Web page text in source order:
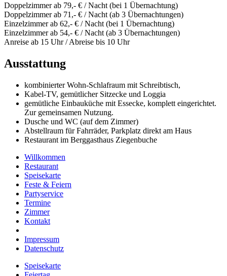
Doppelzimmer ab 79,- € / Nacht (bei 1 Übernachtung)
Doppelzimmer ab 71,- € / Nacht (ab 3 Übernachtungen)
Einzelzimmer ab 62,- € / Nacht (bei 1 Übernachtung)
Einzelzimmer ab 54,- € / Nacht (ab 3 Übernachtungen)
Anreise ab 15 Uhr / Abreise bis 10 Uhr
Ausstattung
kombinierter Wohn-Schlafraum mit Schreibtisch,
Kabel-TV, gemütlicher Sitzecke und Loggia
gemütliche Einbauküche mit Essecke, komplett eingerichtet.
Zur gemeinsamen Nutzung.
Dusche und WC (auf dem Zimmer)
Abstellraum für Fahrräder, Parkplatz direkt am Haus
Restaurant im Berggasthaus Ziegenbuche
Willkommen
Restaurant
Speisekarte
Feste & Feiern
Partyservice
Termine
Zimmer
Kontakt
Impressum
Datenschutz
Speisekarte